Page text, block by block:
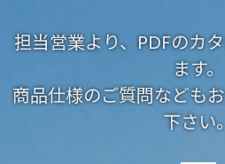
担当営業より、PDFのカ
ます。
商品仕様のご質問なども
下さい。